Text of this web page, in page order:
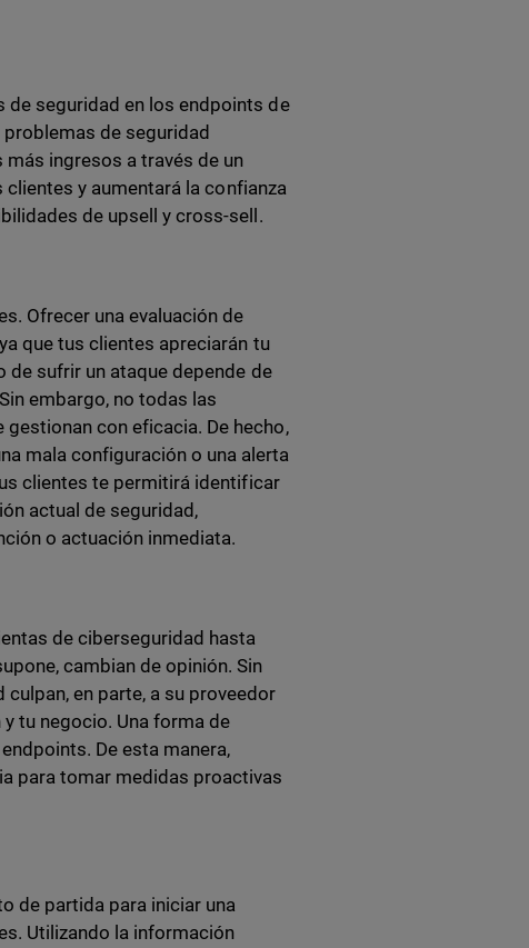
seguridad en los endpoints de
de seguridad
ingresos a través de un
y aumentará la confianza
de upsell y cross-sell.
Ofrecer una evaluación de
que tus clientes apreciarán tu
sufrir un ataque depende de
embargo, no todas las
con eficacia. De hecho,
mala configuración o una alerta
clientes te permitirá identificar
actual de seguridad,
o actuación inmediata.
de ciberseguridad hasta
cambian de opinión. Sin
en parte, a su proveedor
tu negocio. Una forma de
De esta manera,
para tomar medidas proactivas
de partida para iniciar una
Utilizando la información